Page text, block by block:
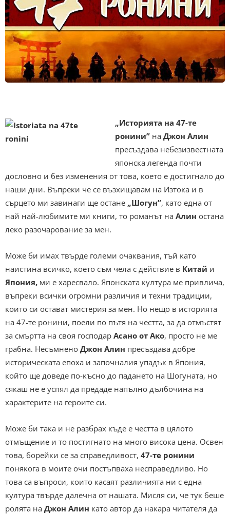
„Историята на 47-те
ронини” на Джон Алин
пресъздава небезизвестната
японска легенда почти
дословно и без изменения от това, което е достигнало до
наши дни. Въпреки че се възхищавам на Изтока и в
сърцето ми завинаги ще остане „Шогун”, като една от
най най-любимите ми книги, то романът на Алин остана
леко разочарование за мен.
Може би имах твърде големи очаквания, тъй като
наистина всичко, което съм чела с действие в Китай и
Япония, ми е харесвало. Японската култура ме привлича,
въпреки всички огромни различия и техни традиции,
които си остават мистерия за мен. Но нещо в историята
на 47-те ронини, поели по пътя на честта, за да отмъстят
за смъртта на своя господар Асано от Ако, просто не ме
грабна. Несъмнено Джон Алин пресъздава добре
историческата епоха и започналия упадък в Япония,
който ще доведе по-късно до падането на Шогуната, но
сякаш не е успял да предаде напълно дълбочина на
характерите на героите си.
Може би така и не разбрах къде е честта в цялото
отмъщение и то постигнато на много висока цена. Освен
това, борейки се за справедливост, 47-те ронини
понякога в моите очи постъпваха несправедливо. Но
това са въпроси, които касаят различията ни с една
култура твърде далечна от нашата. Мисля си, че тук беше
ролята на Джон Алин като автор да накара читателя да